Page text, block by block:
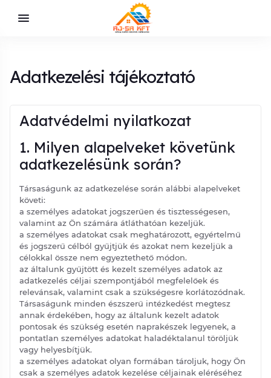
Adatkezelési tájékoztató
Adatvédelmi nyilatkozat
1. Milyen alapelveket követünk
adatkezelésünk során?
Társaságunk az adatkezelése során alábbi alapelveket
követi:
a személyes adatokat jogszerűen és tisztességesen,
valamint az Ön számára átláthatóan kezeljük.
a személyes adatokat csak meghatározott, egyértelmű
és jogszerű célból gyűjtjük és azokat nem kezeljük a
célokkal össze nem egyeztethető módon.
az általunk gyűjtött és kezelt személyes adatok az
adatkezelés céljai szempontjából megfelelőek és
relevánsak, valamint csak a szükségesre korlátozódnak.
Társaságunk minden észszerű intézkedést megtesz
annak érdekében, hogy az általunk kezelt adatok
pontosak és szükség esetén naprakészek legyenek, a
pontatlan személyes adatokat haladéktalanul töröljük
vagy helyesbítjük.
a személyes adatokat olyan formában tároljuk, hogy Ön
csak a személyes adatok kezelése céljainak eléréséhez